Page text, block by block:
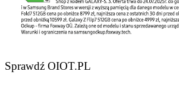
Sprawdź OIOT.PL